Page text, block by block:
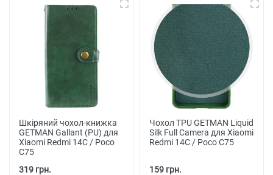
Шкіряний чохол-книжка
GETMAN Gallant (PU) для
Xiaomi Redmi 14C / Poco
C75
319 грн.
Чохол TPU GETMAN Liquid
Silk Full Camera для Xiaomi
Redmi 14C / Poco C75
159 грн.